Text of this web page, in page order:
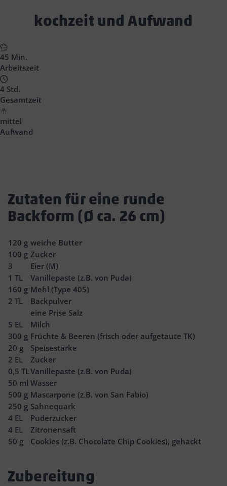
Text
Headline
kochzeit und Aufwand
45 Min.
Arbeitszeit
4 Std.
Gesamtzeit
mittel
Aufwand
Zutaten für eine runde
Backform (Ø ca. 26 cm)
120 g weiche Butter
100 g Zucker
3
Eier (M)
1 TL
Vanillepaste (z.B. von Puda)
160 g Mehl (Type 405)
2 TL
Backpulver
eine Prise Salz
5 EL
Milch
300 g Früchte & Beeren (frisch oder aufgetaute TK)
20 g
Speisestärke
2 EL
Zucker
0,5 TLVanillepaste (z.B. von Puda)
50 ml Wasser
500 g Mascarpone (z.B. von San Fabio)
250 g Sahnequark
4 EL
Puderzucker
4 EL
Zitronensaft
50 g Cookies (z.B. Chocolate Chip Cookies), gehackt
Zubereitung